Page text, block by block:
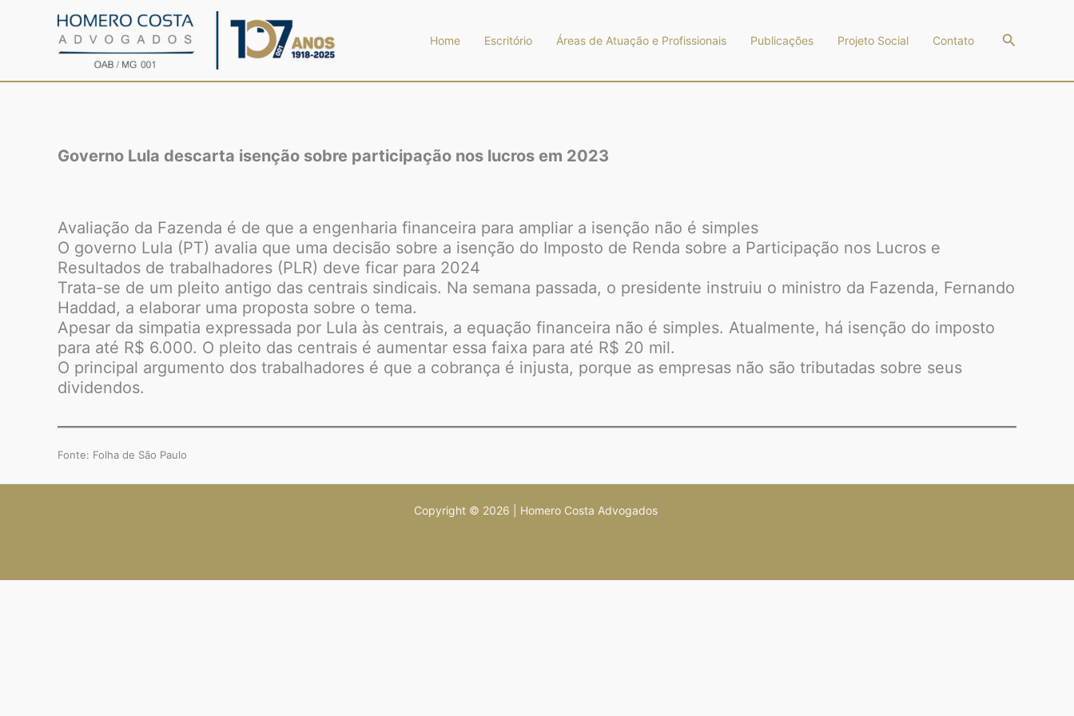
Home Escritório Áreas de Atuação e Profissionais Publicações Projeto Social Contato Pesquisar
Governo Lula descarta isenção sobre participação nos lucros em 2023
Avaliação da Fazenda é de que a engenharia financeira para ampliar a isenção não é simples
O governo Lula (PT) avalia que uma decisão sobre a isenção do Imposto de Renda sobre a Participação nos Lucros e
Resultados de trabalhadores (PLR) deve ficar para 2024
Trata-se de um pleito antigo das centrais sindicais. Na semana passada, o presidente instruiu o ministro da Fazenda, Fernando
Haddad, a elaborar uma proposta sobre o tema.
Apesar da simpatia expressada por Lula às centrais, a equação financeira não é simples. Atualmente, há isenção do imposto
para até R$ 6.000. O pleito das centrais é aumentar essa faixa para até R$ 20 mil.
O principal argumento dos trabalhadores é que a cobrança é injusta, porque as empresas não são tributadas sobre seus
dividendos.
Fonte: Folha de São Paulo
Copyright © 2026 | Homero Costa Advogados